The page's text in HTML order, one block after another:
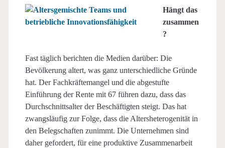
Hängt das
zusammen
?
Fast täglich berichten die Medien darüber: Die
Bevölkerung altert, was ganz unterschiedliche Gründe
hat. Der Fachkräftemangel und die abgestufte
Einführung der Rente mit 67 führen dazu, dass das
Durchschnittsalter der Beschäftigten steigt. Das hat
zwangsläufig zur Folge, dass die Altersheterogenität in
den Belegschaften zunimmt. Die Unternehmen sind
daher gefordert, für eine produktive Zusammenarbeit